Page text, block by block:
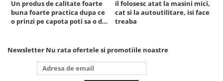
Truse si Accesorii 3/4
Accesorii de impact 1"
Accesorii de impact 1/2
Un produs de calitate foarte
buna foarte practica dupa ce
o prinzi pe capota poti sa o dai
puternica si de la baterie care
tine destul de mult dar daca o
bagi la priza nu mai ai treaba
toata ziua ,ce...
il folosesc atat la masini mici,
cat si la autoutilitare, isi face
treaba
Newsletter Nu rata ofertele si promotiile noastre